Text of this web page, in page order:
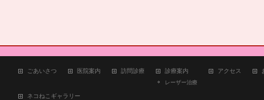
ごあいさつ 医院案内 訪問診療 診療案内
レーザー治療
アクセス
ネコねこギャラリー